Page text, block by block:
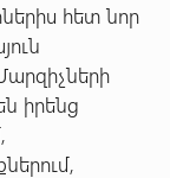
հետ նոր
իրենց